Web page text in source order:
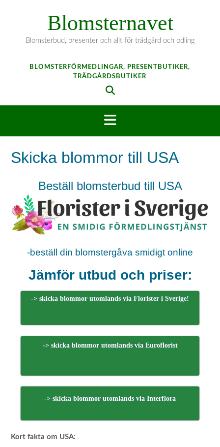
Blomsternavet
Blomsterbud, presenter och allt för trädgård och odling
BLOMSTERFÖRMEDLINGAR, PRESENTBUTIKER,
TRÄDGÅRDSBUTIKER
Skicka blommor till USA
Beställ blomsterbud till USA
-beställ din blomstergåva smidigt online
Jämför utbud och priser:
-> skicka blommor utomlands via Florister i Sverige!
-> skicka blommor utomlands via Euroflorist
-> skicka blommor utomlands via Interflora
Kort fakta om USA: